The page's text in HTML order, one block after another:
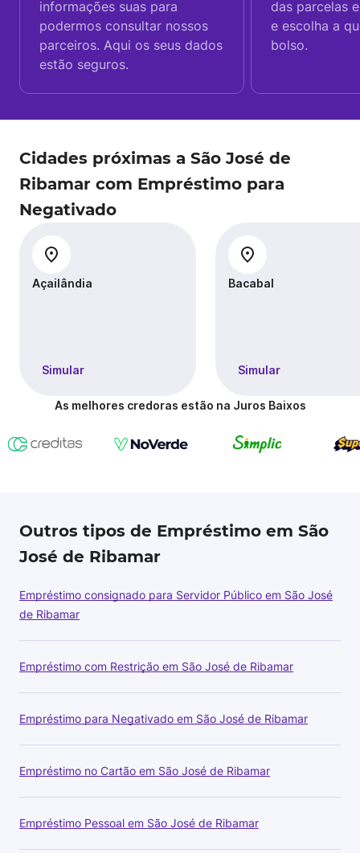
informações suas para
podermos consultar nossos
parceiros. Aqui os seus dados
estão seguros.
das parcelas
e escolha a
bolso.
Cidades próximas a São José de
Ribamar com Empréstimo para
Negativado
Açailândia
Simular
Bacabal
Simular
As melhores credoras estão na Juros Baixos
Outros tipos de Empréstimo em São
José de Ribamar
Empréstimo consignado para Servidor Público em São José
de Ribamar
Empréstimo com Restrição em São José de Ribamar
Empréstimo para Negativado em São José de Ribamar
Empréstimo no Cartão em São José de Ribamar
Empréstimo Pessoal em São José de Ribamar